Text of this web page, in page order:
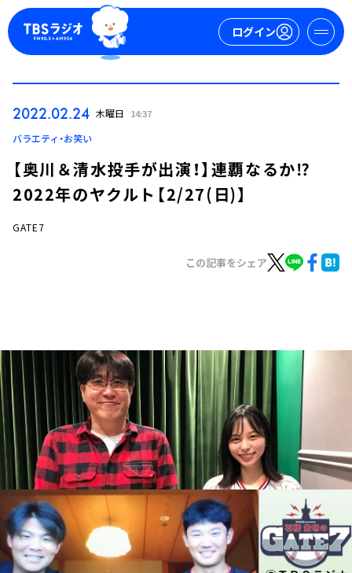
ログイン
ログイン
お知らせ
イベント・グッズ
YouTube
会社情報
2022.02.24 木曜日 14:37
バラエティ・お笑い
【奥川＆清水投手が出演！】連覇なるか⁉
2022年のヤクルト【2/27(日)】
GATE7
この記事をシェア